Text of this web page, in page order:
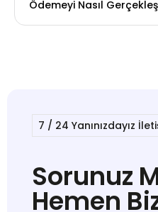
Ödemeyi Nasıl
️7 / 24 Yanınızdayız
Sorunuz
Hemen